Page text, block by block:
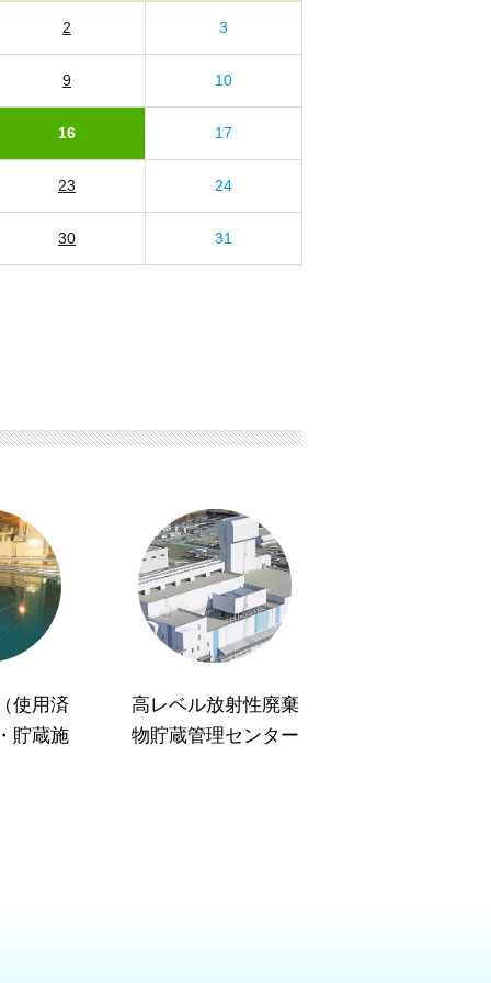
2 3
9 10
16 17
23 24
30 31
使用済
貯蔵施
高レベル放射性廃棄
物貯蔵管理センター